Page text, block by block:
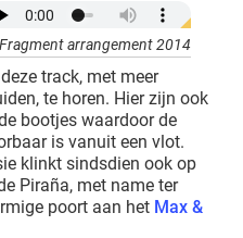
Fragment arrangement 2014
track, met meer
te horen. Hier zijn ook
bootjes waardoor de
is vanuit een vlot.
klinkt sindsdien ook op
Piraña, met name ter
poort aan het Max &